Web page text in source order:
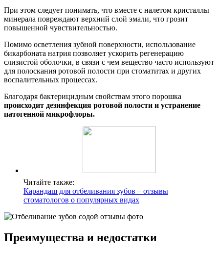
При этом следует понимать, что вместе с налетом кристаллы
минерала повреждают верхний слой эмали, что грозит
повышенной чувствительностью.
Помимо осветления зубной поверхности, использование
бикарбоната натрия позволяет ускорить регенерацию
слизистой оболочки, в связи с чем вещество часто используют
для полоскания ротовой полости при стоматитах и других
воспалительных процессах.
Благодаря бактерицидным свойствам этого порошка
происходит дезинфекция ротовой полости и устранение
патогенной микрофлоры.
Читайте также:
Карандаш для отбеливания зубов – отзывы
стоматологов о популярных видах
Преимущества и недостатки